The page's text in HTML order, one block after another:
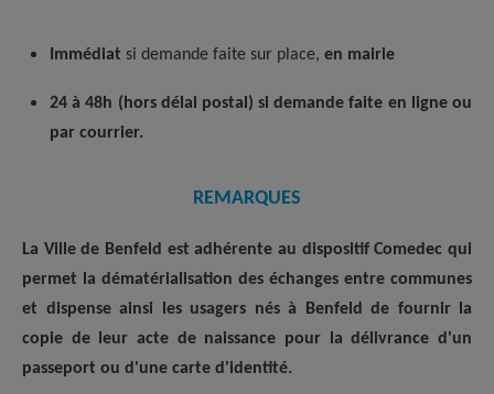
Immédiat si demande faite sur place, en mairie
24 à 48h (hors délai postal) si demande faite en ligne ou
par courrier.
REMARQUES
La Ville de Benfeld est adhérente au dispositif Comedec qui
permet la dématérialisation des échanges entre communes
et dispense ainsi les usagers nés à Benfeld de fournir la
copie de leur acte de naissance pour la délivrance d'un
passeport ou d'une carte d'identité.